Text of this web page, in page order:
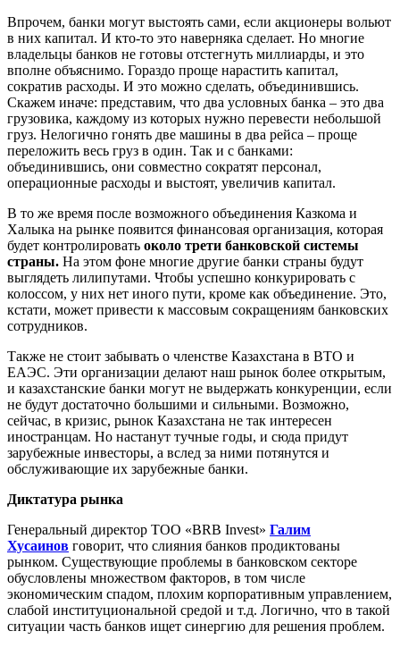
Впрочем, банки могут выстоять сами, если акционеры вольют
в них капитал. И кто-то это наверняка сделает. Но многие
владельцы банков не готовы отстегнуть миллиарды, и это
вполне объяснимо. Гораздо проще нарастить капитал,
сократив расходы. И это можно сделать, объединившись.
Скажем иначе: представим, что два условных банка – это два
грузовика, каждому из которых нужно перевести небольшой
груз. Нелогично гонять две машины в два рейса – проще
переложить весь груз в один. Так и с банками:
объединившись, они совместно сократят персонал,
операционные расходы и выстоят, увеличив капитал.
В то же время после возможного объединения Казкома и
Халыка на рынке появится финансовая организация, которая
будет контролировать около трети банковской системы
страны. На этом фоне многие другие банки страны будут
выглядеть лилипутами. Чтобы успешно конкурировать с
колоссом, у них нет иного пути, кроме как объединение. Это,
кстати, может привести к массовым сокращениям банковских
сотрудников.
Также не стоит забывать о членстве Казахстана в ВТО и
ЕАЭС. Эти организации делают наш рынок более открытым,
и казахстанские банки могут не выдержать конкуренции, если
не будут достаточно большими и сильными. Возможно,
сейчас, в кризис, рынок Казахстана не так интересен
иностранцам. Но настанут тучные годы, и сюда придут
зарубежные инвесторы, а вслед за ними потянутся и
обслуживающие их зарубежные банки.
Диктатура рынка
Генеральный директор ТОО «BRB Invest» Галим
Хусаинов говорит, что слияния банков продиктованы
рынком. Существующие проблемы в банковском секторе
обусловлены множеством факторов, в том числе
экономическим спадом, плохим корпоративным управлением,
слабой институциональной средой и т.д. Логично, что в такой
ситуации часть банков ищет синергию для решения проблем.